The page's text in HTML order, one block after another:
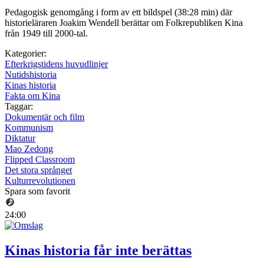
Pedagogisk genomgång i form av ett bildspel (38:28 min) där
historieläraren Joakim Wendell berättar om Folkrepubliken Kina
från 1949 till 2000-tal.
Kategorier:
Efterkrigstidens huvudlinjer
Nutidshistoria
Kinas historia
Fakta om Kina
Taggar:
Dokumentär och film
Kommunism
Diktatur
Mao Zedong
Flipped Classroom
Det stora språnget
Kulturrevolutionen
Spara som favorit
24:00
Kinas historia får inte berättas